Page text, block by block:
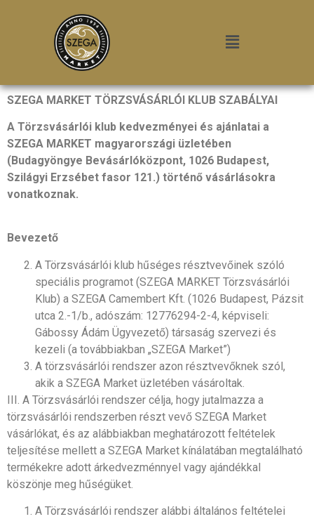
SZEGA MARKET TÖRZSVÁSÁRLÓI KLUB SZABÁLYAI
A Törzsvásárlói klub kedvezményei és ajánlatai a
SZEGA MARKET magyarországi üzletében
(Budagyöngye Bevásárlóközpont, 1026 Budapest,
Szilágyi Erzsébet fasor 121.) történő vásárlásokra
vonatkoznak.
Bevezető
A Törzsvásárlói klub hűséges résztvevőinek szóló
speciális programot (SZEGA MARKET Törzsvásárlói
Klub) a SZEGA Camembert Kft. (1026 Budapest, Pázsit
utca 2.-1/b., adószám: 12776294-2-4, képviseli:
Gábossy Ádám Ügyvezető) társaság szervezi és
kezeli (a továbbiakban „SZEGA Market”)
A törzsvásárlói rendszer azon résztvevőknek szól,
akik a SZEGA Market üzletében vásároltak.
III. A Törzsvásárlói rendszer célja, hogy jutalmazza a
törzsvásárlói rendszerben részt vevő SZEGA Market
vásárlókat, és az alábbiakban meghatározott feltételek
teljesítése mellett a SZEGA Market kínálatában megtalálható
termékekre adott árkedvezménnyel vagy ajándékkal
köszönje meg hűségüket.
A Törzsvásárlói rendszer alábbi általános feltételei